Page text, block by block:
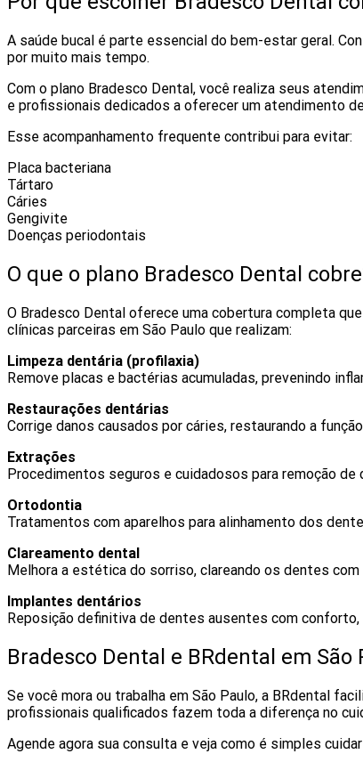
A saúde bucal é parte essencial do bem-estar geral.
por muito mais tempo.
Com o plano Bradesco Dental, você realiza seus
e profissionais dedicados a oferecer um atendimento
Esse acompanhamento frequente contribui para evitar:
Placa bacteriana
Tártaro
Cáries
Gengivite
Doenças periodontais
O que o plano Bradesco Dental
O Bradesco Dental oferece uma cobertura completa
clínicas parceiras em São Paulo que realizam:
Limpeza dentária (profilaxia)
Remove placas e bactérias acumuladas, prevenindo
Restaurações dentárias
Corrige danos causados por cáries, restaurando a
Extrações
Procedimentos seguros e cuidadosos para remoção
Ortodontia
Tratamentos com aparelhos para alinhamento dos
Clareamento dental
Melhora a estética do sorriso, clareando os dentes com
Implantes dentários
Reposição definitiva de dentes ausentes com conforto,
Bradesco Dental e BRdental em
Se você mora ou trabalha em São Paulo, a BRdental
profissionais qualificados fazem toda a diferença no
Agende agora sua consulta e veja como é simples